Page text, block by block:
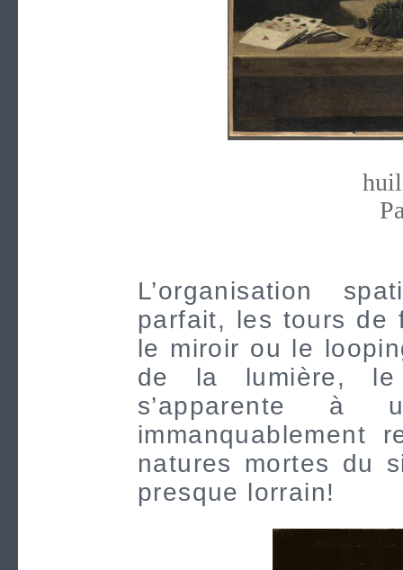
L’organisation
parfait, les tours de
le miroir ou le
de la lumière,
s’apparente à
immanquablement
natures mortes du
presque lorrain!